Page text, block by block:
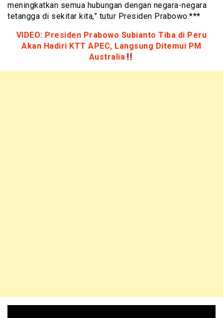
meningkatkan semua hubungan dengan negara-negara
tetangga di sekitar kita,” tutur Presiden Prabowo.***
VIDEO: Presiden Prabowo Subianto Tiba di Peru
Akan Hadiri KTT APEC, Langsung Ditemui PM
Australia